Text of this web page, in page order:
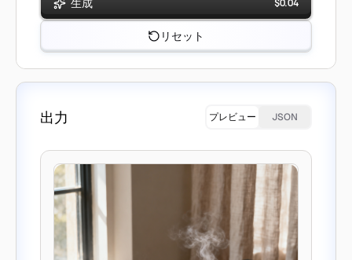
生成 $0.04
リセット
出力 プレビュー JSON